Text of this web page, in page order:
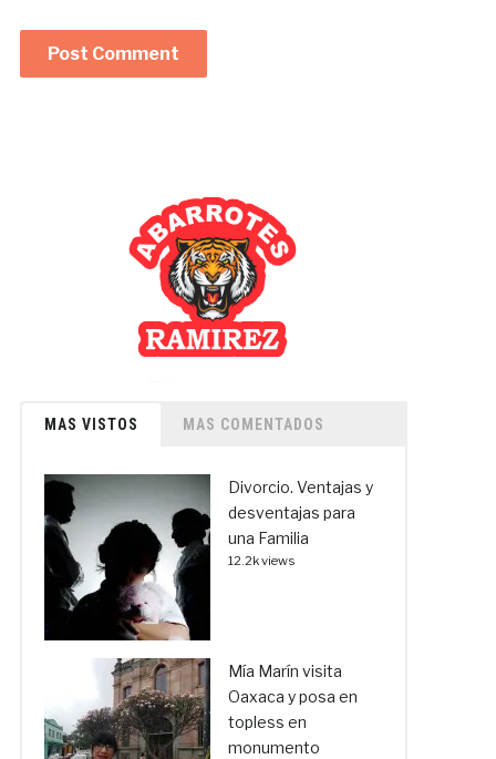
MAS VISTOS MAS COMENTADOS
Divorcio. Ventajas y
desventajas para
una Familia
12.2k views
Mía Marín visita
Oaxaca y posa en
topless en
monumento